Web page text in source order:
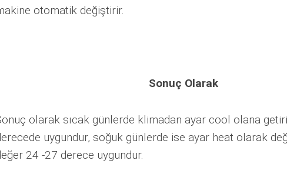
otomatik değiştirir.
Sonuç Olarak
olarak sıcak günlerde klimadan ayar cool olana
uygundur, soğuk günlerde ise ayar heat olarak
24 -27 derece uygundur.